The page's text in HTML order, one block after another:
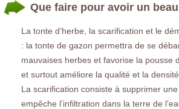
Que faire pour avoir un
La tonte d’herbe, la scarification et le
: la tonte de gazon permettra de se
mauvaises herbes et favorise la pousse
et surtout améliore la qualité et la
La scarification consiste à supprimer
empêche l’infiltration dans la terre de